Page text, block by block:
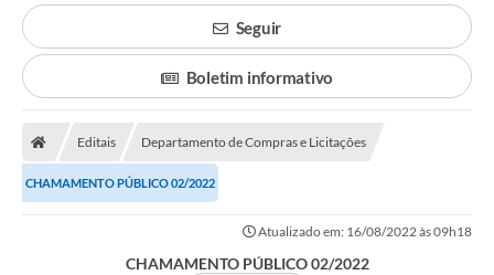
Seguir
Boletim informativo
Editais Departamento de Compras e Licitações
CHAMAMENTO PÚBLICO 02/2022
Atualizado em: 16/08/2022 às 09h18
CHAMAMENTO PÚBLICO 02/2022